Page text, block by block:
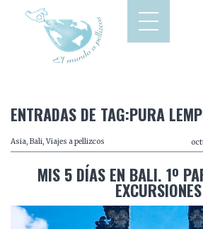
ENTRADAS DE TAG:PURA
Asia, Bali, Viajes a pellizcos
MIS 5 DÍAS EN BALI. 1º
EXCURSIONES